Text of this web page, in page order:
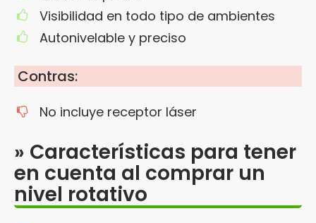
Visibilidad en todo tipo de ambientes
Autonivelable y preciso
Contras:
No incluye receptor láser
» Características para tener
en cuenta al comprar un
nivel rotativo